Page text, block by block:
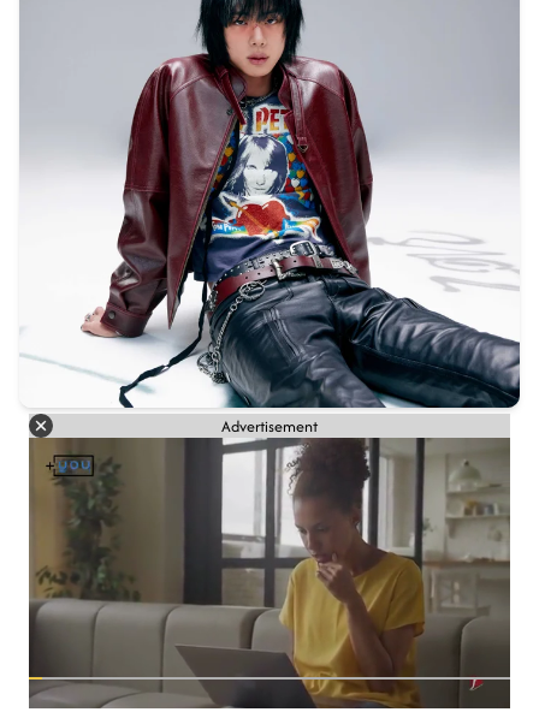
Advertisement